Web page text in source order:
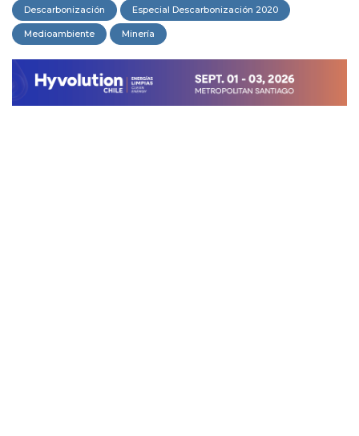
Descarbonización Especial Descarbonización 2020
Medioambiente Minería